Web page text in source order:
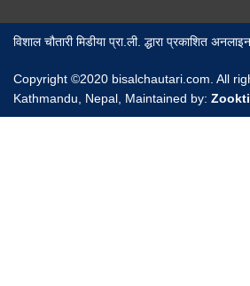
विशाल चौतारी मिडीया प्रा.ली. द्धारा प्रकाशित
Copyright ©2020 bisalchautari.com. All
Kathmandu, Nepal, Maintained by: Zookti